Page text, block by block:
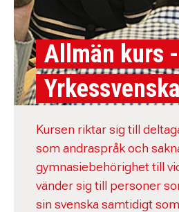
Allmän kurs -
Kursen riktar sig till
som andraspråk och
gymnasiebehörighet till
vänder sig till personer
sin svenska samtidigt